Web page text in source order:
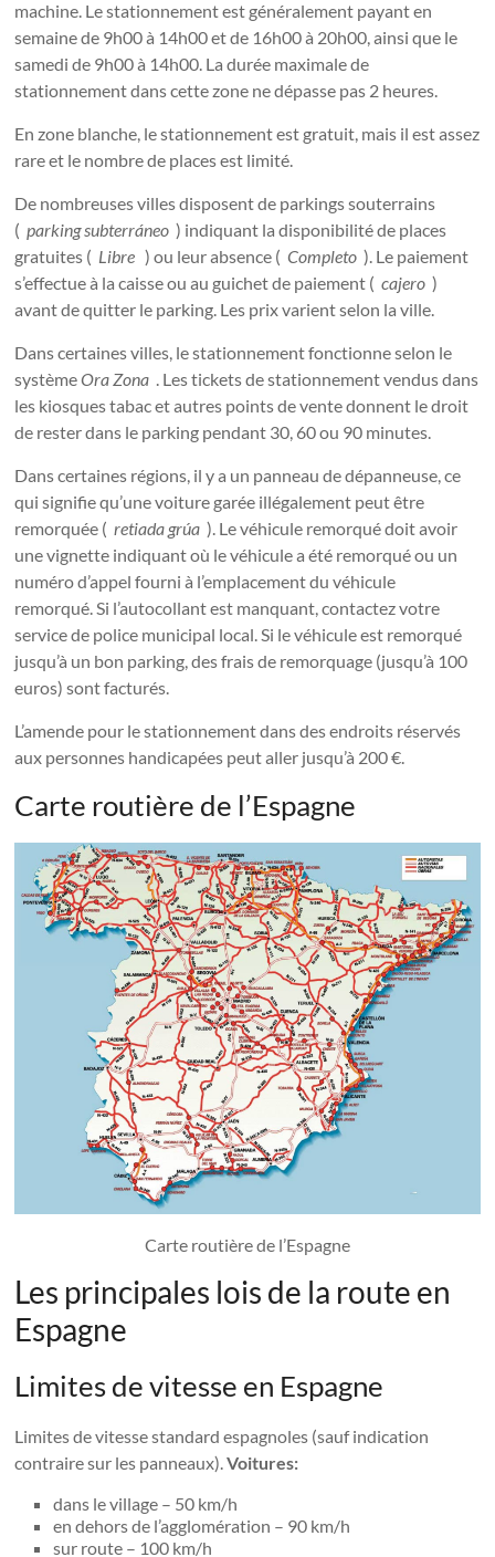
machine. Le stationnement est généralement payant en
semaine de 9h00 à 14h00 et de 16h00 à 20h00, ainsi que le
samedi de 9h00 à 14h00. La durée maximale de
stationnement dans cette zone ne dépasse pas 2 heures.
En zone blanche, le stationnement est gratuit, mais il est assez
rare et le nombre de places est limité.
De nombreuses villes disposent de parkings souterrains
( parking subterráneo ) indiquant la disponibilité de places
gratuites ( Libre ) ou leur absence (Completo ). Le paiement
s’effectue à la caisse ou au guichet de paiement (cajero )
avant de quitter le parking. Les prix varient selon la ville.
Dans certaines villes, le stationnement fonctionne selon le
systèmeOra Zona . Les tickets de stationnement vendus dans
les kiosques tabac et autres points de vente donnent le droit
de rester dans le parking pendant 30, 60 ou 90 minutes.
Dans certaines régions, il y a un panneau de dépanneuse, ce
qui signifie qu’une voiture garée illégalement peut être
remorquée ( retiada grúa ). Le véhicule remorqué doit avoir
une vignette indiquant où le véhicule a été remorqué ou un
numéro d’appel fourni à l’emplacement du véhicule
remorqué. Si l’autocollant est manquant, contactez votre
service de police municipal local. Si le véhicule est remorqué
jusqu’à un bon parking, des frais de remorquage (jusqu’à 100
euros) sont facturés.
L’amende pour le stationnement dans des endroits réservés
aux personnes handicapées peut aller jusqu’à 200 €.
Carte routière de l’Espagne
Carte routière de l’Espagne
Les principales lois de la route en
Espagne
Limites de vitesse en Espagne
Limites de vitesse standard espagnoles (sauf indication
contraire sur les panneaux).Voitures:
dans le village – 50 km/h
en dehors de l’agglomération – 90 km/h
sur route – 100 km/h